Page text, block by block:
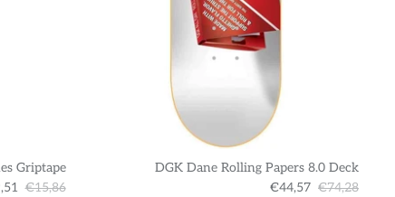
Griptape
€15,86
DGK Dane Rolling Papers 8.0 Deck
€44,57 €74,28